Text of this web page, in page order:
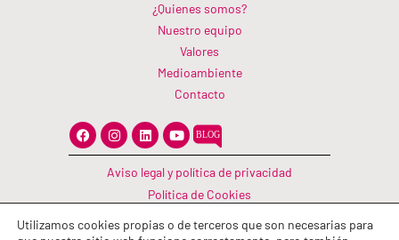
¿Quienes somos?
Nuestro equipo
Valores
Medioambiente
Contacto
F
a
c
o
k
I
n
s
t
a
r
a
m
L
i
n
k
e
d
i
n
Y
o
u
t
u
b
e
Aviso legal y política de privacidad
Política de Cookies
Utilizamos cookies propias o de terceros que son necesarias para